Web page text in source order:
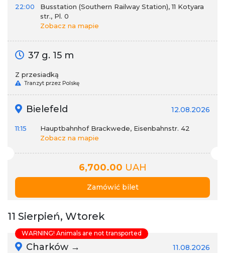
22:00
Busstation (Southern Railway Station), 11 Kotyara
str., Pl. 0
Zobacz na mapie
37 g. 15 m
Z przesiadką
Tranzyt przez Polskę
Bielefeld 12.08.2026
11:15
Hauptbahnhof Brackwede, Eisenbahnstr. 42
Zobacz na mapie
6,700.00 UAH
Zamówić bilet
11 Sierpień, Wtorek
Charków → 11.08.2026
WARNING! Animals are not transported